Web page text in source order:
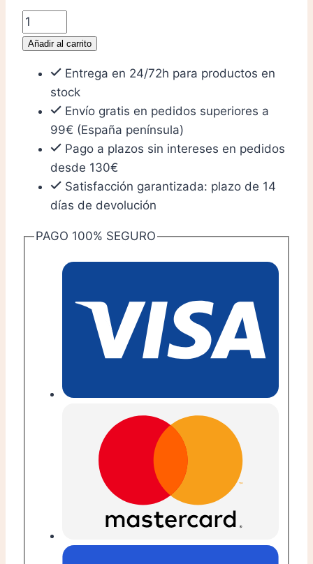
Desarrolle
su
ajedrez
Medio
juego
cantidad
Añadir al carrito
Entrega en 24/72h para productos en
stock
Envío gratis en pedidos superiores a
99€ (España península)
Pago a plazos sin intereses en pedidos
desde 130€
Satisfacción garantizada: plazo de 14
días de devolución
PAGO 100% SEGURO